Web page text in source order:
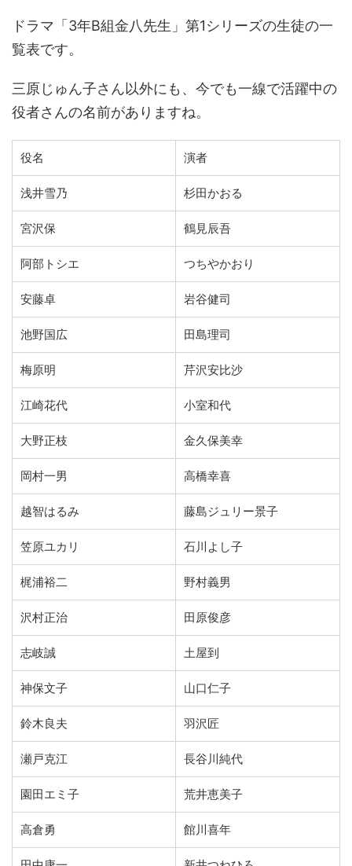
ドラマ「3年B組金八先生」第1シリーズの生徒の一
覧表です。
三原じゅん子さん以外にも、今でも一線で活躍中の
役者さんの名前がありますね。
役名 演者
浅井雪乃 杉田かおる
宮沢保 鶴見辰吾
阿部トシエ つちやかおり
安藤卓 岩谷健司
池野国広 田島理司
梅原明 芹沢安比沙
江崎花代 小室和代
大野正枝 金久保美幸
岡村一男 高橋幸喜
越智はるみ 藤島ジュリー景子
笠原ユカリ 石川よし子
梶浦裕二 野村義男
沢村正治 田原俊彦
志岐誠 土屋到
神保文子 山口仁子
鈴木良夫 羽沢匠
瀬戸克江 長谷川純代
園田エミ子 荒井恵美子
高倉勇 館川喜年